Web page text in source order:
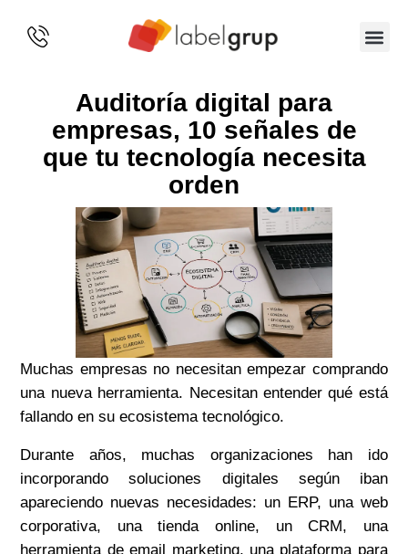
Auditoría digital para
empresas, 10 señales de
que tu tecnología necesita
orden
Muchas empresas no necesitan empezar comprando
una nueva herramienta. Necesitan entender qué está
fallando en su ecosistema tecnológico.
Durante años, muchas organizaciones han ido
incorporando soluciones digitales según iban
apareciendo nuevas necesidades: un ERP, una web
corporativa, una tienda online, un CRM, una
herramienta de email marketing, una plataforma para